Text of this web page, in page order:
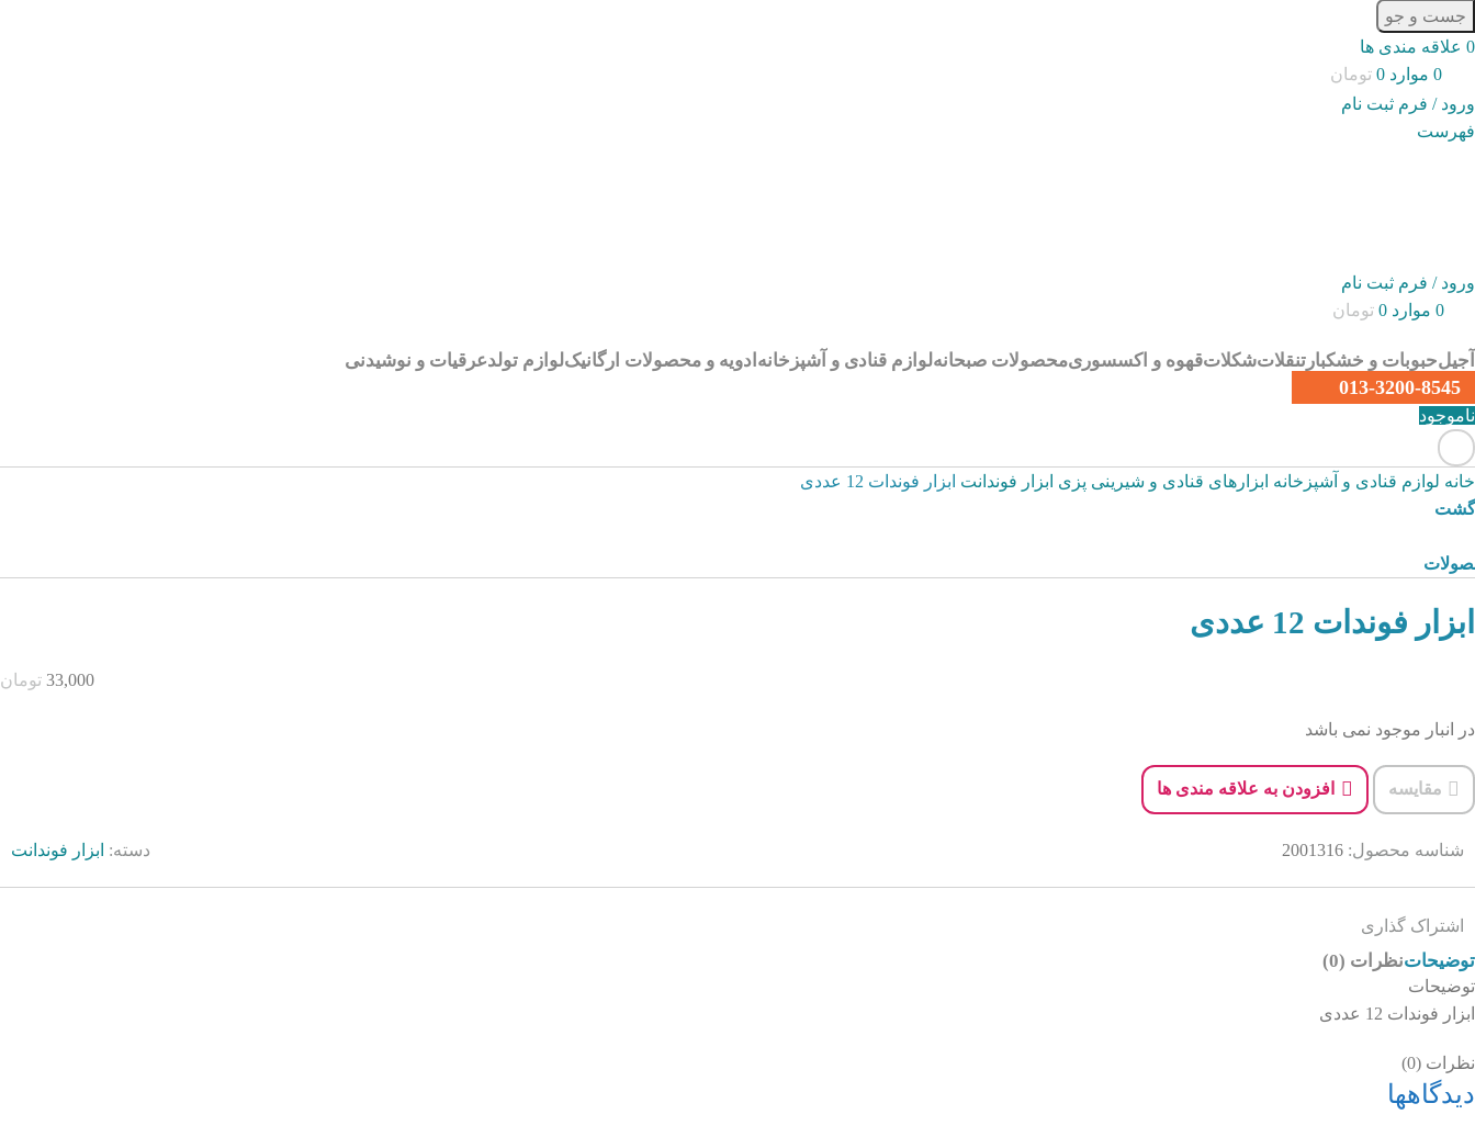
جست و جو
0 علاقه مندی ها
0 موارد 0 تومان
ورود / فرم ثبت نام
فهرست
ورود / فرم ثبت نام
0 موارد 0 تومان
آجیلحبوبات و خشکبار تنقلاتشکلاتقهوه و اکسسوریمحصولات صبحانهلوازم قنادی و آشپزخانه ادویه و محصولات ارگانیکلوازم تولدعرقیات و نوشیدنی
013-3200-8545
ناموجود
خانه لوازم قنادی و آشپزخانه ابزارهای قنادی و شیرینی پزی ابزار فوندانت ابزار فوندات 12 عددی
ابزار فوندات 12 عددی
33,000 تومان
در انبار موجود نمی باشد
مقایسه افزودن به علاقه مندی ها
شناسه محصول: 2001316 دسته: ابزار فوندانت
اشتراک گذاری
توضیحاتنظرات (0)
توضیحات
ابزار فوندات 12 عددی
نظرات (0)
دیدگاهها